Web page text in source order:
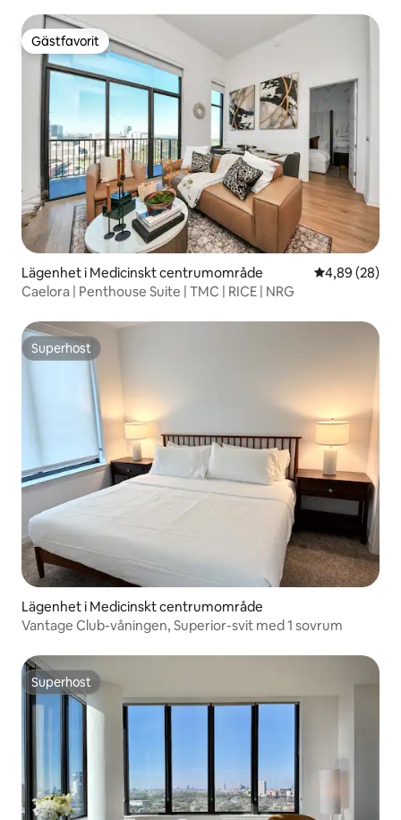
Gästfavorit
Gästfavorit
Lägenhet i Medicinskt centrumområde 4,89 av 5 i
4,89 (28)
Caelora | Penthouse Suite | TMC | RICE | NRG
Superhost
Superhost
Lägenhet i Medicinskt centrumområde
Vantage Club-våningen, Superior-svit med 1 sovrum
Superhost
Superhost